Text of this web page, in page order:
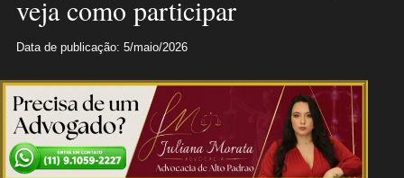
veja como participar
Data de publicação: 5/maio/2026